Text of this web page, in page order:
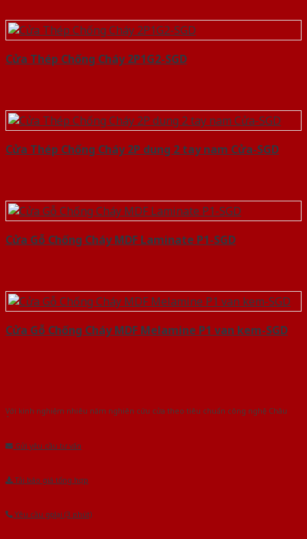
Cửa Thép Chống Cháy 2P1G2-SGD
Cửa Thép Chống Cháy 2P dung 2 tay nam Cửa-SGD
Cửa Gỗ Chống Cháy MDF Laminate P1-SGD
Cửa Gỗ Chống Cháy MDF Melamine P1 van kem-SGD
Với kinh nghiệm nhiêu năm nghiên cứu cửa theo tiêu chuẩn công nghệ Châu
Gửi yêu cầu tư vấn
Tải báo giá tổng hợp
Yêu cầu gọi lại (3 phút)